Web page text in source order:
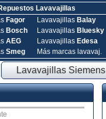
Lavavajillas
Fagor
Bosch
AEG
Smeg
Lavavajillas Balay
Lavavajillas Bluesky
Lavavajillas Edesa
Más marcas lavavaj.
Lavavajillas Siemens